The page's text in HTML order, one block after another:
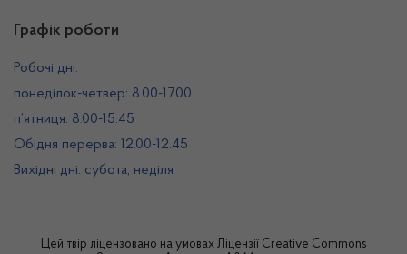
Графік роботи
Робочі дні:
понеділок-четвер: 8.00-17.00
п’ятниця: 8.00-15.45
Обідня перерва: 12.00-12.45
Вихідні дні: субота, неділя
Цей твір ліцензовано на умовах Ліцензії Creative Commons